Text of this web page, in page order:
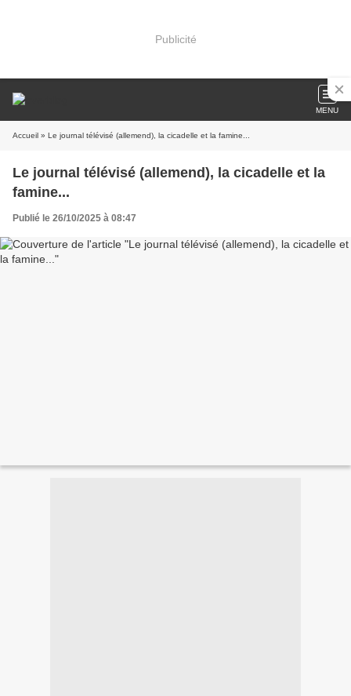
Publicité
MENU
Accueil » Le journal télévisé (allemend), la cicadelle et la famine...
Le journal télévisé (allemend), la cicadelle et la
famine...
Publié le 26/10/2025 à 08:47